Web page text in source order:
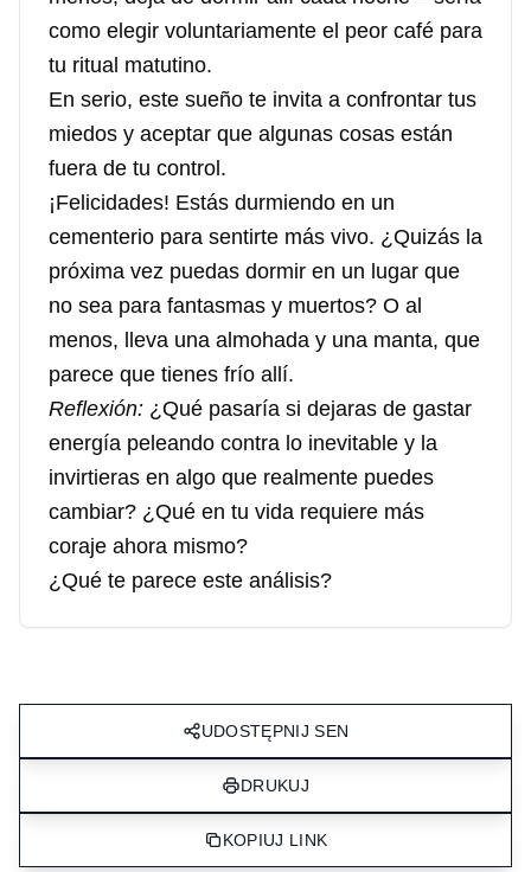
como elegir voluntariamente el peor café para
tu ritual matutino.
En serio, este sueño te invita a confrontar tus
miedos y aceptar que algunas cosas están
fuera de tu control.
¡Felicidades! Estás durmiendo en un
cementerio para sentirte más vivo. ¿Quizás la
próxima vez puedas dormir en un lugar que
no sea para fantasmas y muertos? O al
menos, lleva una almohada y una manta, que
parece que tienes frío allí.
Reflexión: ¿Qué pasaría si dejaras de gastar
energía peleando contra lo inevitable y la
invirtieras en algo que realmente puedes
cambiar? ¿Qué en tu vida requiere más
coraje ahora mismo?
¿Qué te parece este análisis?
UDOSTĘPNIJ SEN
DRUKUJ
KOPIUJ LINK